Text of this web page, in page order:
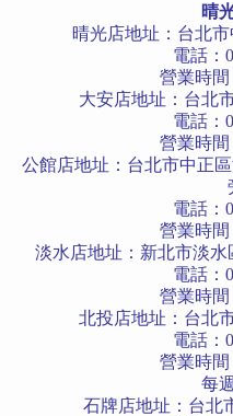
晴
晴光店地址：台北
電話：
營業時間
大安店地址：台北
電話：
營業時間
公館店地址：台北市中正
電話：
營業時間
淡水店地址：新北市淡水
電話：
營業時間
北投店地址：台北
電話：
營業時間
每
石牌店地址：台北